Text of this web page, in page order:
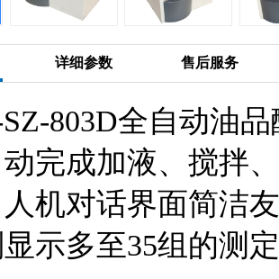
详细参数 售后服务
803D全自动油
完成加液、搅拌
机对话界面简洁
示多至35组的测